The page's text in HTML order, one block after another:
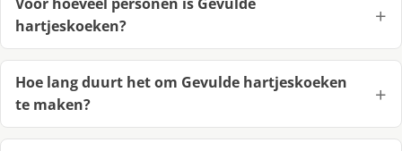
hartjeskoeken?
Hoe lang duurt het om Gevulde hartjeskoeken
te maken?